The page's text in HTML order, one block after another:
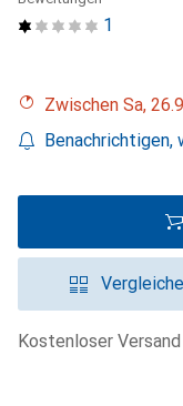
1
Zwischen Sa,
Benachrichtigen,
kostenloser Versand